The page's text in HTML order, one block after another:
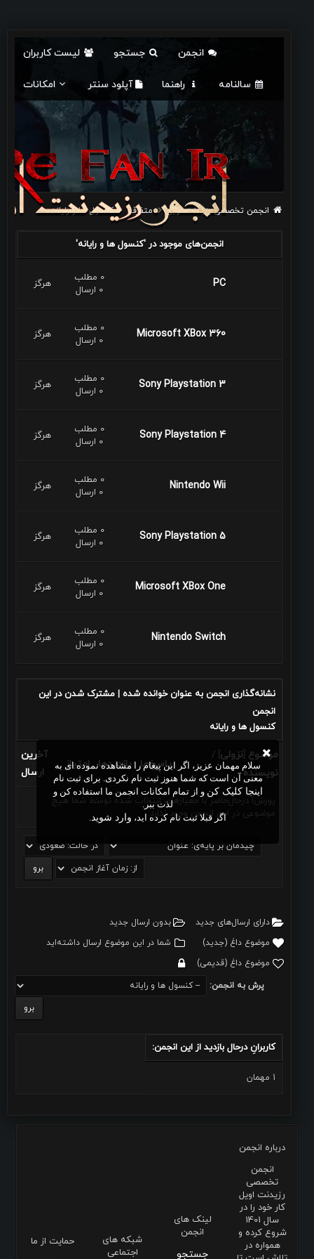
سلام مهمان عزیز، اگر این پیغام را مشاهده نموده ای به
معنی آن است که شما هنوز ثبت نام نکردی. برای ثبت نام
اینجا کلیک کن و از تمام امکانات انجمن ما استفاده کن و
لذت ببر.
اگر قبلا ثبت نام کرده اید، وارد شوید
انجمن جستجو لیست کاربران
سالنامه راهنما آپلود سنتر امکانات
انجمن تخصصی رزیدنت اویل متفرقه كنسول ها و رايانه
انجمن‌های موجود در 'كنسول ها و رايانه'
PC
0 مطلب
0 ارسال
هرگز
Microsoft XBox 360
0 مطلب
0 ارسال
هرگز
Sony Playstation 3
0 مطلب
0 ارسال
هرگز
Sony Playstation 4
0 مطلب
0 ارسال
هرگز
Nintendo Wii
0 مطلب
0 ارسال
هرگز
Sony Playstation 5
0 مطلب
0 ارسال
هرگز
Microsoft XBox One
0 مطلب
0 ارسال
هرگز
Nintendo Switch
0 مطلب
0 ارسال
هرگز
نشانه‌گذاری انجمن به عنوان خوانده شده |مشترک شدن در این
انجمن
كنسول ها و رايانه
موضوع نزولی /
نویسنده
پاسخ‌ها بازدید‌ها امتیاز
آخرین
ارسال
پوزش! درحال‌حاضر با معیارهای انتخاب شده توسط شما هیچ
موضوعی در این انجمن وجود ندارد.
دارای ارسال‌های جدید‌
موضوع داغ (جدید‌)
موضوع داغ (قدیمی)
بدون ارسال جدید‌
شما در این موضوع ارسال داشته‌اید
پرش به انجمن:
کاربرانِ درحال بازدید از این انجمن:
1 مهمان
درباره انجمن
انجمن
تخصصی
رزیدنت اویل
کار خود را در
سال 1401
شروع کرده و
همواره در
لینک های
انجمن
جستجو
شبکه های
اجتماعی
حمایت از ما